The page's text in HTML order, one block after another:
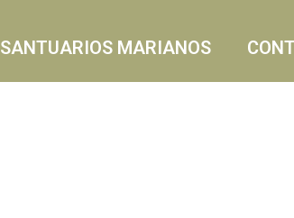
SANTUARIOS MARIANOS